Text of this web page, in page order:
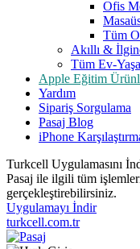
Ofis
Tüm
Akıllı &
Tüm Ev-
Apple Eğitim
Yardım
Sipariş Sorgulama
Pasaj Blog
iPhone
Turkcell Uygulamasını
Pasaj ile ilgili tüm
gerçekleştirebilirsiniz.
Uygulamayı İndir
turkcell.com.tr